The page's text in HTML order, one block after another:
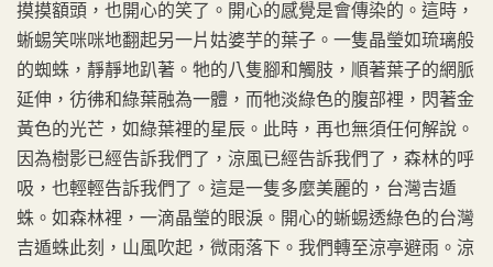
摸摸額頭，也開心的笑了。開心的感覺是會傳染的。這時，
蜥蜴笑咪咪地翻起另一片姑婆芋的葉子。一隻晶瑩如琉璃般
的蜘蛛，靜靜地趴著。牠的八隻腳和觸肢，順著葉子的網脈
延伸，彷彿和綠葉融為一體，而牠淡綠色的腹部裡，閃著金
黃色的光芒，如綠葉裡的星辰。此時，再也無須任何解說。
因為樹影已經告訴我們了，涼風已經告訴我們了，森林的呼
吸，也輕輕告訴我們了。這是一隻多麼美麗的，台灣吉遁
蛛。如森林裡，一滴晶瑩的眼淚。開心的蜥蜴透綠色的台灣
吉遁蛛此刻，山風吹起，微雨落下。我們轉至涼亭避雨。涼